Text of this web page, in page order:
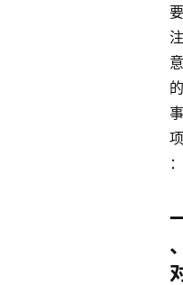
要
注
意
的
事
项
：